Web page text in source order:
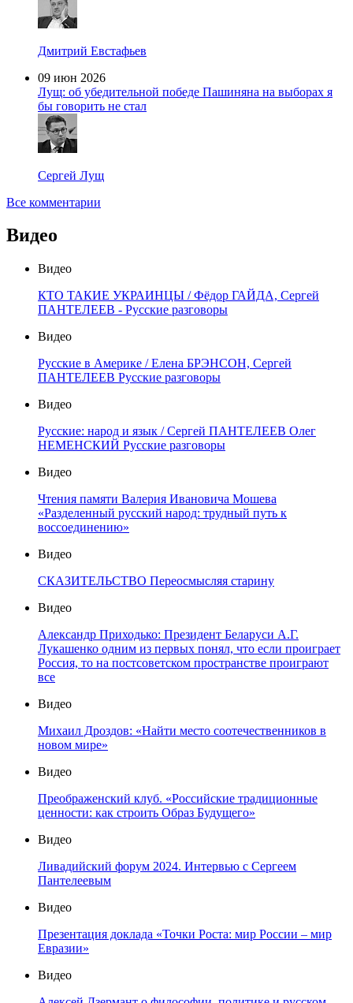
Дмитрий Евстафьев
09 июн 2026
Лущ: об убедительной победе Пашиняна на выборах я
бы говорить не стал
Сергей Лущ
Все комментарии
Видео
Видео
КТО ТАКИЕ УКРАИНЦЫ / Фёдор ГАЙДА, Сергей
ПАНТЕЛЕЕВ - Русские разговоры
Видео
Русские в Америке / Елена БРЭНСОН, Сергей
ПАНТЕЛЕЕВ Русские разговоры
Видео
Русские: народ и язык / Сергей ПАНТЕЛЕЕВ Олег
НЕМЕНСКИЙ Русские разговоры
Видео
Чтения памяти Валерия Ивановича Мошева
«Разделенный русский народ: трудный путь к
воссоединению»
Видео
СКАЗИТЕЛЬСТВО Переосмысляя старину
Видео
Александр Приходько: Президент Беларуси А.Г.
Лукашенко одним из первых понял, что если проиграет
Россия, то на постсоветском пространстве проиграют
все
Видео
Михаил Дроздов: «Найти место соотечественников в
новом мире»
Видео
Преображенский клуб. «Российские традиционные
ценности: как строить Образ Будущего»
Видео
Ливадийский форум 2024. Интервью с Сергеем
Пантелеевым
Видео
Презентация доклада «Точки Роста: мир России – мир
Евразии»
Видео